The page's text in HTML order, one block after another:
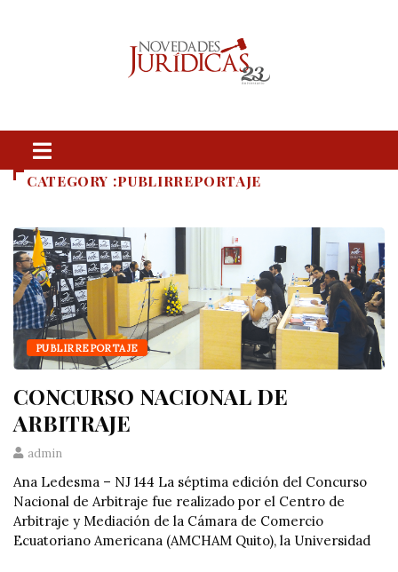
CATEGORY :PUBLIRREPORTAJE
PUBLIRREPORTAJE
CONCURSO NACIONAL DE
ARBITRAJE
admin
Ana Ledesma – NJ 144 La séptima edición del Concurso
Nacional de Arbitraje fue realizado por el Centro de
Arbitraje y Mediación de la Cámara de Comercio
Ecuatoriano Americana (AMCHAM Quito), la Universidad